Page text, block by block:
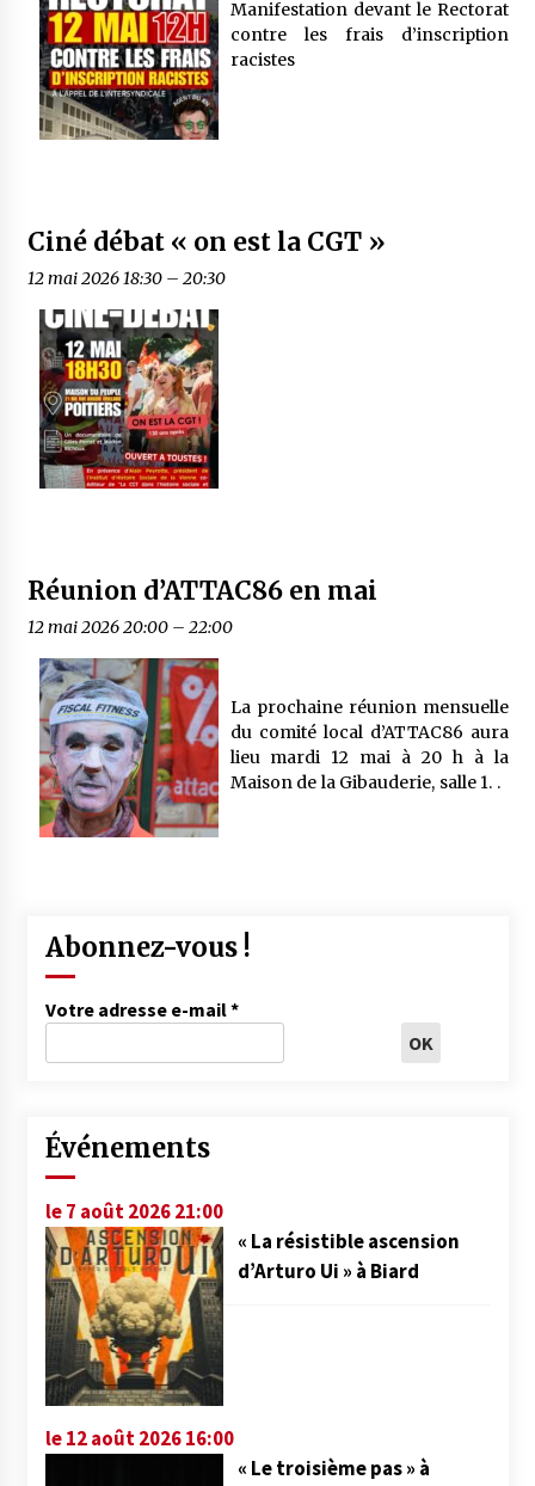
Manifestation devant le Rectorat
contre les frais d’inscription
racistes
Ciné débat « on est la CGT »
12 mai 2026 18:30– 20:30
Réunion d’ATTAC86 en mai
12 mai 2026 20:00– 22:00
La prochaine réunion mensuelle
du comité local d’ATTAC86 aura
lieu mardi 12 mai à 20 h à la
Maison de la Gibauderie, salle 1. .
Abonnez-vous !
Votre adresse e-mail*
Événements
le 7 août 2026 21:00
« La résistible ascension
d’Arturo Ui » à Biard
le 12 août 2026 16:00
« Le troisième pas » à